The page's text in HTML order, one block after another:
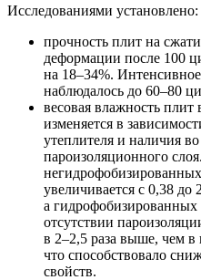
Исследованиями установлено:
прочность плит на
деформации после 100
на 18–34%.
наблюдалось до 60–80
весовая влажность
изменяется в
утеплителя и наличия
пароизоляционного
увеличивается с 0,38 до
а
отсутствии
в 2–2,5 раза выше, чем в
что способствовало
свойств.